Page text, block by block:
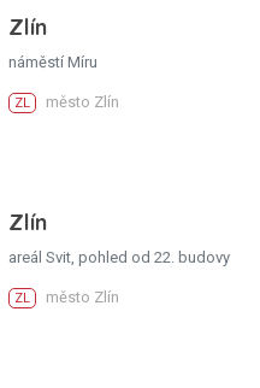
Zlín
náměstí Míru
ZL město Zlín
Zlín
areál Svit, pohled od 22. budovy
ZL město Zlín